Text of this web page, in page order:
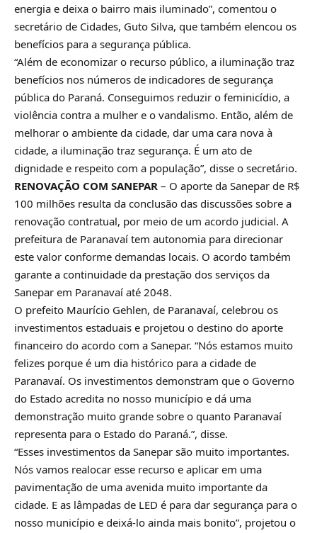
energia e deixa o bairro mais iluminado”, comentou o
secretário de Cidades, Guto Silva, que também elencou os
benefícios para a segurança pública.
“Além de economizar o recurso público, a iluminação traz
benefícios nos números de indicadores de segurança
pública do Paraná. Conseguimos reduzir o feminicídio, a
violência contra a mulher e o vandalismo. Então, além de
melhorar o ambiente da cidade, dar uma cara nova à
cidade, a iluminação traz segurança. É um ato de
dignidade e respeito com a população”, disse o secretário.
RENOVAÇÃO COM SANEPAR – O aporte da Sanepar de R$
100 milhões resulta da conclusão das discussões sobre a
renovação contratual, por meio de um acordo judicial. A
prefeitura de Paranavaí tem autonomia para direcionar
este valor conforme demandas locais. O acordo também
garante a continuidade da prestação dos serviços da
Sanepar em Paranavaí até 2048.
O prefeito Maurício Gehlen, de Paranavaí, celebrou os
investimentos estaduais e projetou o destino do aporte
financeiro do acordo com a Sanepar. “Nós estamos muito
felizes porque é um dia histórico para a cidade de
Paranavaí. Os investimentos demonstram que o Governo
do Estado acredita no nosso município e dá uma
demonstração muito grande sobre o quanto Paranavaí
representa para o Estado do Paraná.”, disse.
“Esses investimentos da Sanepar são muito importantes.
Nós vamos realocar esse recurso e aplicar em uma
pavimentação de uma avenida muito importante da
cidade. E as lâmpadas de LED é para dar segurança para o
nosso município e deixá-lo ainda mais bonito”, projetou o